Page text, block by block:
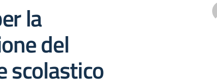
la
del
scolastico